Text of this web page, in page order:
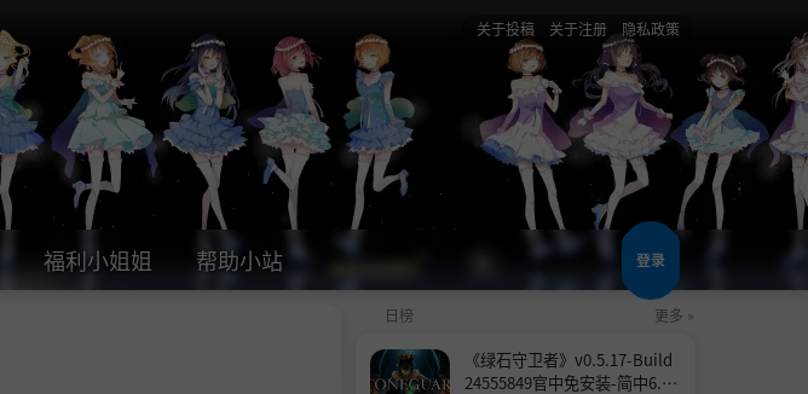
关于投稿 关于注册 隐私政策
福利小姐姐 帮助小站 登录
日榜 更多 »
《绿石守卫者》v0.5.17-Build
24555849官中免安装-简中6.6